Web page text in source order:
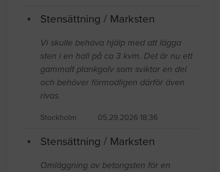
Stensättning / Marksten
Vi skulle behöva hjälp med att lägga
sten i en hall på ca 3 kvm. Det är nu ett
gammalt plankgolv som sviktar en del
och behöver förmodligen därför även
rivas.
Stockholm 05.29.2026 18:36
Stensättning / Marksten
Omläggning av betongsten för en